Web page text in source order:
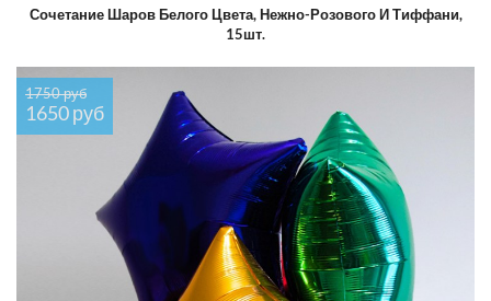
Сочетание Шаров Белого Цвета, Нежно-Розового И Тиффани,
15шт.
1750 руб
1650 руб